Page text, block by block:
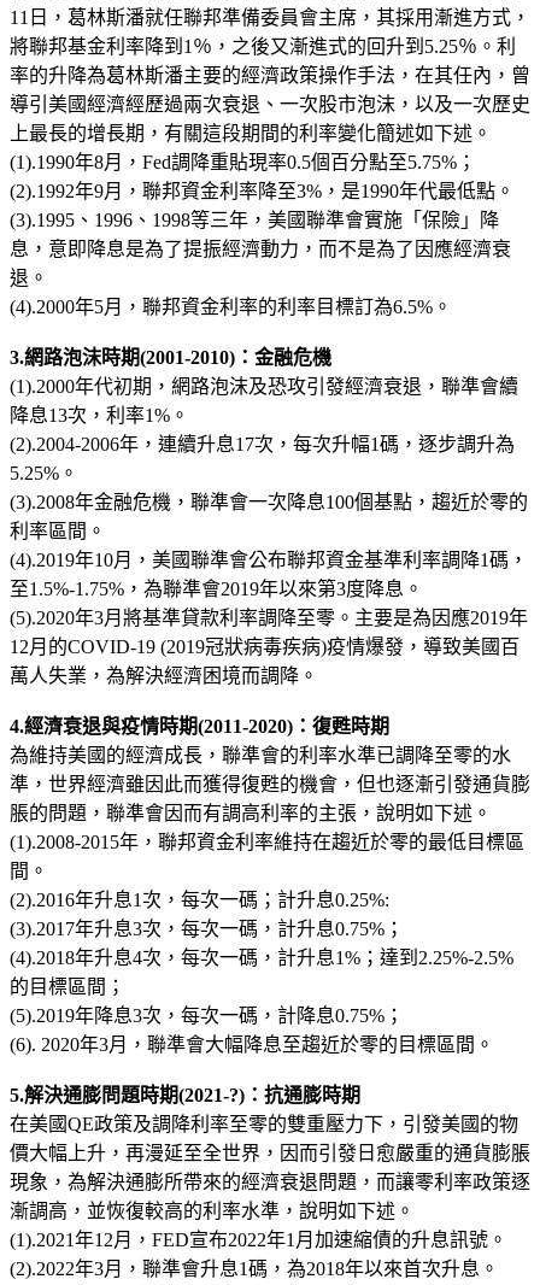
11日，葛林斯潘就任聯邦準備委員會主席，其採用漸進方式，
將聯邦基金利率降到1％，之後又漸進式的回升到5.25％。利
率的升降為葛林斯潘主要的經濟政策操作手法，在其任內，曾
導引美國經濟經歷過兩次衰退、一次股市泡沫，以及一次歷史
上最長的增長期，有關這段期間的利率變化簡述如下述。
(1).1990年8月，Fed調降重貼現率0.5個百分點至5.75%；
(2).1992年9月，聯邦資金利率降至3%，是1990年代最低點。
(3).1995、1996、1998等三年，美國聯準會實施「保險」降
息，意即降息是為了提振經濟動力，而不是為了因應經濟衰
退。
(4).2000年5月，聯邦資金利率的利率目標訂為6.5%。
3.網路泡沫時期(2001-2010)：金融危機
(1).2000年代初期，網路泡沫及恐攻引發經濟衰退，聯準會續
降息13次，利率1%。
(2).2004-2006年，連續升息17次，每次升幅1碼，逐步調升為
5.25%。
(3).2008年金融危機，聯準會一次降息100個基點，趨近於零的
利率區間。
(4).2019年10月，美國聯準會公布聯邦資金基準利率調降1碼，
至1.5%-1.75%，為聯準會2019年以來第3度降息。
(5).2020年3月將基準貸款利率調降至零。主要是為因應2019年
12月的COVID-19 (2019冠狀病毒疾病)疫情爆發，導致美國百
萬人失業，為解決經濟困境而調降。
4.經濟衰退與疫情時期(2011-2020)：復甦時期
為維持美國的經濟成長，聯準會的利率水準已調降至零的水
準，世界經濟雖因此而獲得復甦的機會，但也逐漸引發通貨膨
脹的問題，聯準會因而有調高利率的主張，說明如下述。
(1).2008-2015年，聯邦資金利率維持在趨近於零的最低目標區
間。
(2).2016年升息1次，每次一碼；計升息0.25%:
(3).2017年升息3次，每次一碼，計升息0.75%；
(4).2018年升息4次，每次一碼，計升息1%；達到2.25%-2.5%
的目標區間；
(5).2019年降息3次，每次一碼，計降息0.75%；
(6). 2020年3月，聯準會大幅降息至趨近於零的目標區間。
5.解決通膨問題時期(2021-?)：抗通膨時期
在美國QE政策及調降利率至零的雙重壓力下，引發美國的物
價大幅上升，再漫延至全世界，因而引發日愈嚴重的通貨膨脹
現象，為解決通膨所帶來的經濟衰退問題，而讓零利率政策逐
漸調高，並恢復較高的利率水準，說明如下述。
(1).2021年12月，FED宣布2022年1月加速縮債的升息訊號。
(2).2022年3月，聯準會升息1碼，為2018年以來首次升息。